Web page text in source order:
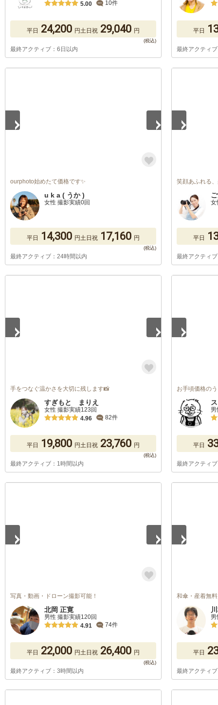
5.00
10件
平日 24,200 円土日祝 29,040 円
最終アクティブ：6日以内
平日
最終アクティ
ourphoto始めたて価格です✨
u k a ( うか )
女性 撮影実績0回
平日 14,300 円土日祝 17,160 円
最終アクティブ：24時間以内
笑顔あふれる
女
平日
最終アクティ
手をつなぐ温かさを大切に残します📸
すぎもと まりえ
女性 撮影実績123回
4.96
82件
平日 19,800 円土日祝 23,760 円
最終アクティブ：1時間以内
お手頃価格の
平日
最終アクティ
写真・動画・ドローン撮影可能！
北岡 正寛
男性 撮影実績120回
4.91
74件
平日 22,000 円土日祝 26,400 円
最終アクティブ：3時間以内
和傘・産着無
平日
最終アクティ